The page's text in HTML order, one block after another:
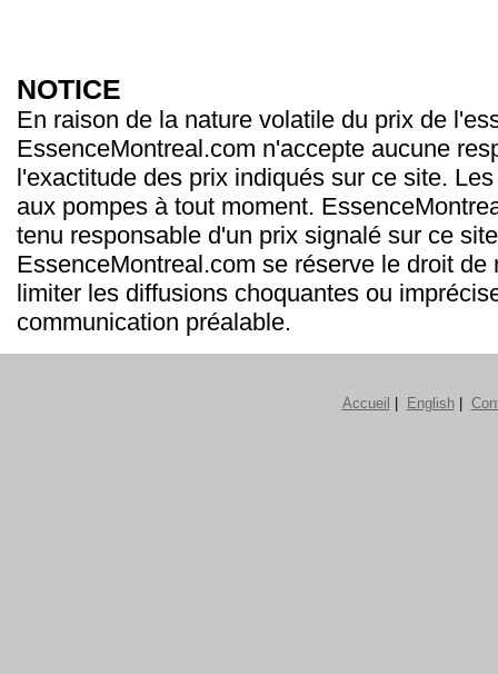
NOTICE
En raison de la nature volatile du prix de
EssenceMontreal.com n'accepte aucune
l'exactitude des prix indiqués sur ce site.
aux pompes à tout moment.
tenu responsable d'un prix signalé sur ce
EssenceMontreal.com se réserve le droit de
limiter les diffusions choquantes ou
communication préalable.
Accueil English|